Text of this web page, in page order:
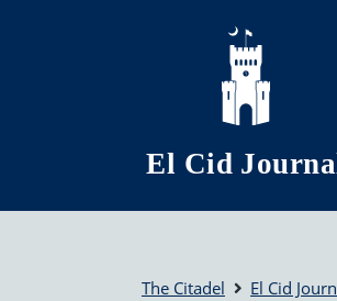
Skip to main content
El Cid
The Citadel El Cid